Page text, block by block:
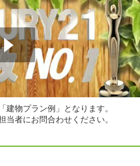
建物プラン例」となります。
当者にお問合わせください。